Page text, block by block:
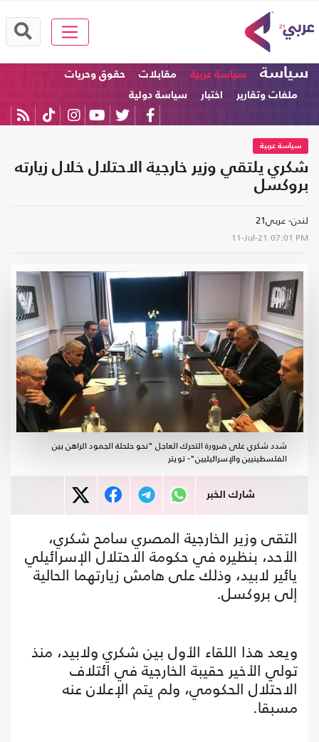
سياسة سياسة عربية مقابلات
حقوق وحريات
ملفات وتقارير
اختبار سياسة دولية
سياسة عربية
شكري يلتقي وزير خارجية الاحتلال خلال زيارته
بروكسل
لندن- عربي21
11-Jul-21 07:01 PM
شدد شكري على ضرورة التحرك العاجل "نحو حلحلة الجمود الراهن بين
الفلسطينيين والإسرائيليين"- تويتر
شارك الخبر
التقى وزير الخارجية المصري سامح شكري،
الأحد، بنظيره في حكومة الاحتلال الإسرائيلي
يائير لابيد، وذلك على هامش زيارتهما الحالية
إلى بروكسل.
ويعد هذا اللقاء الأول بين شكري ولابيد، منذ
تولي الأخير حقيبة الخارجية في ائتلاف
الاحتلال الحكومي، ولم يتم الإعلان عنه
مسبقا.